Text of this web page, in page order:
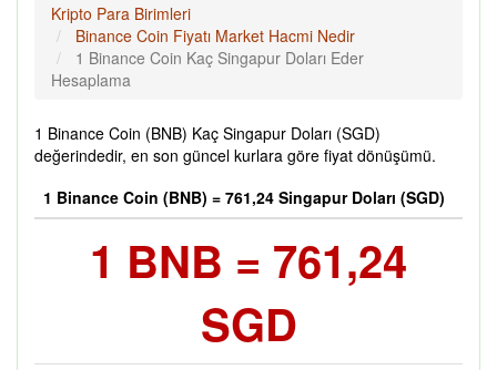
Kripto Para Birimleri
Binance Coin Fiyatı Market Hacmi Nedir
1 Binance Coin Kaç Singapur Doları Eder
Hesaplama
1 Binance Coin (BNB) Kaç Singapur Doları (SGD)
değerindedir, en son güncel kurlara göre fiyat dönüşümü.
1 Binance Coin (BNB) = 761,24 Singapur Doları (SGD)
1 BNB = 761,24
SGD